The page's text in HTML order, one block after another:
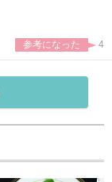
参考になった 4